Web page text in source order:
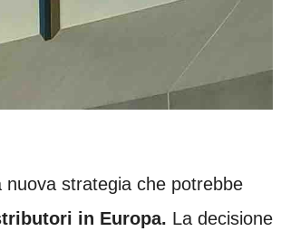
strategia che potrebbe
in Europa. La decisione